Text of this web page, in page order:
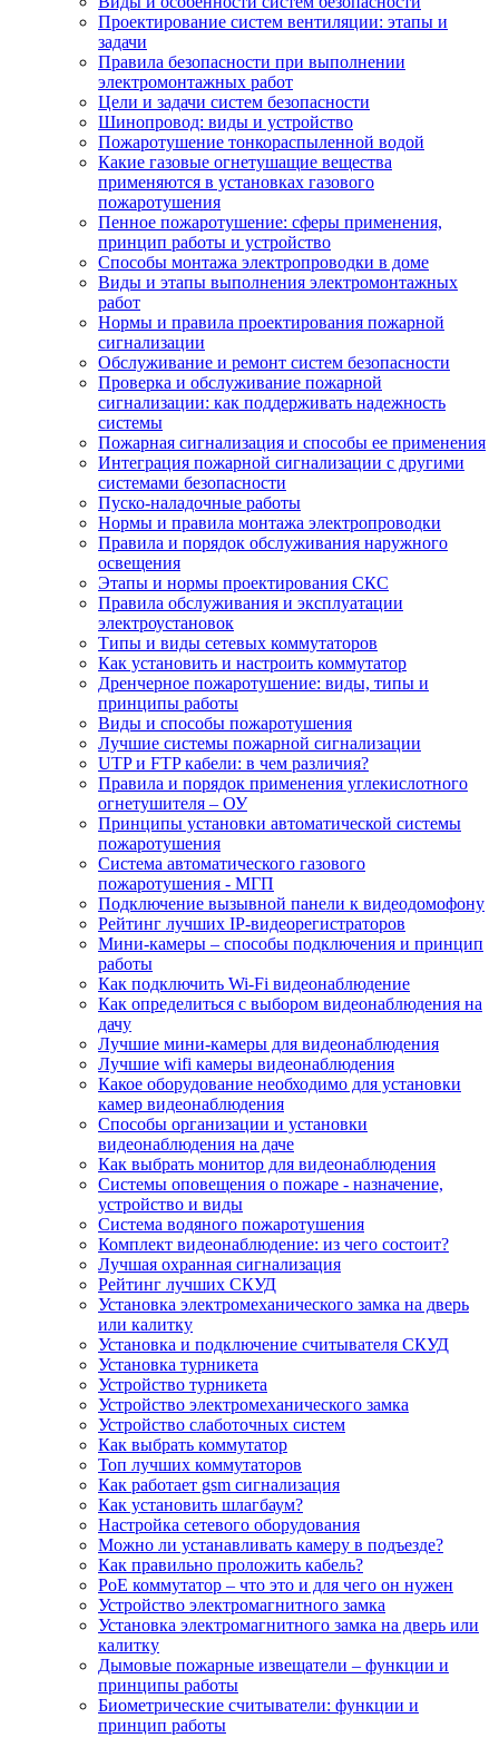
Проектирование систем вентиляции: этапы и
задачи
Правила безопасности при выполнении
электромонтажных работ
Цели и задачи систем безопасности
Шинопровод: виды и устройство
Пожаротушение тонкораспыленной водой
Какие газовые огнетушащие вещества
применяются в установках газового
пожаротушения
Пенное пожаротушение: сферы применения,
принцип работы и устройство
Способы монтажа электропроводки в доме
Виды и этапы выполнения электромонтажных
работ
Нормы и правила проектирования пожарной
сигнализации
Обслуживание и ремонт систем безопасности
Проверка и обслуживание пожарной
сигнализации: как поддерживать надежность
системы
Пожарная сигнализация и способы ее применения
Интеграция пожарной сигнализации с другими
системами безопасности
Пуско-наладочные работы
Нормы и правила монтажа электропроводки
Правила и порядок обслуживания наружного
освещения
Этапы и нормы проектирования СКС
Правила обслуживания и эксплуатации
электроустановок
Типы и виды сетевых коммутаторов
Как установить и настроить коммутатор
Дренчерное пожаротушение: виды, типы и
принципы работы
Виды и способы пожаротушения
Лучшие системы пожарной сигнализации
UTP и FTP кабели: в чем различия?
Правила и порядок применения углекислотного
огнетушителя – ОУ
Принципы установки автоматической системы
пожаротушения
Система автоматического газового
пожаротушения - МГП
Подключение вызывной панели к видеодомофону
Рейтинг лучших IP-видеорегистраторов
Мини-камеры – способы подключения и принцип
работы
Как подключить Wi-Fi видеонаблюдение
Как определиться с выбором видеонаблюдения на
дачу
Лучшие мини-камеры для видеонаблюдения
Лучшие wifi камеры видеонаблюдения
Какое оборудование необходимо для установки
камер видеонаблюдения
Способы организации и установки
видеонаблюдения на даче
Как выбрать монитор для видеонаблюдения
Системы оповещения о пожаре - назначение,
устройство и виды
Система водяного пожаротушения
Комплект видеонаблюдение: из чего состоит?
Лучшая охранная сигнализация
Рейтинг лучших СКУД
Установка электромеханического замка на дверь
или калитку
Установка и подключение считывателя СКУД
Установка турникета
Устройство турникета
Устройство электромеханического замка
Устройство слаботочных систем
Как выбрать коммутатор
Топ лучших коммутаторов
Как работает gsm сигнализация
Как установить шлагбаум?
Настройка сетевого оборудования
Можно ли устанавливать камеру в подъезде?
Как правильно проложить кабель?
PoE коммутатор – что это и для чего он нужен
Устройство электромагнитного замка
Установка электромагнитного замка на дверь или
калитку
Дымовые пожарные извещатели – функции и
принципы работы
Биометрические считыватели: функции и
принцип работы